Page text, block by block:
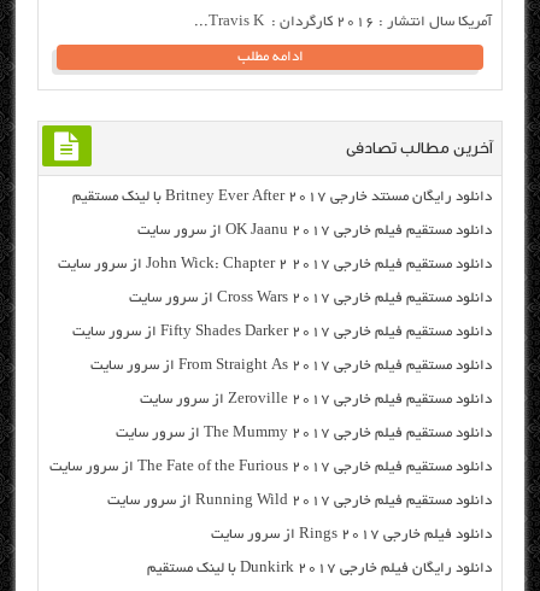
آمریکا سال انتشار : ۲۰۱۶ کارگردان : Travis K...
ادامه مطلب
آخرین مطالب تصادفی
دانلود رایگان مسنتد خارجی Britney Ever After 2017 با لینک مستقیم
دانلود مستقیم فیلم خارجی OK Jaanu 2017 از سرور سایت
دانلود مستقیم فیلم خارجی John Wick: Chapter 2 2017 از سرور سایت
دانلود مستقیم فیلم خارجی Cross Wars 2017 از سرور سایت
دانلود مستقیم فیلم خارجی Fifty Shades Darker 2017 از سرور سایت
دانلود مستقیم فیلم خارجی From Straight As 2017 از سرور سایت
دانلود مستقیم فیلم خارجی Zeroville 2017 از سرور سایت
دانلود مستقیم فیلم خارجی The Mummy 2017 از سرور سایت
دانلود مستقیم فیلم خارجی The Fate of the Furious 2017 از سرور سایت
دانلود مستقیم فیلم خارجی Running Wild 2017 از سرور سایت
دانلود فیلم خارجی Rings 2017 از سرور سایت
دانلود رایگان فیلم خارجی Dunkirk 2017 با لینک مستقیم